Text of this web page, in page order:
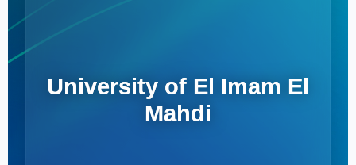
University of El Imam El
Mahdi